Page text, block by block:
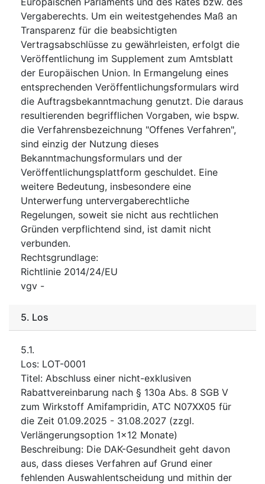
Vergaberechts. Um ein weitestgehendes Maß an
Transparenz für die beabsichtigten
Vertragsabschlüsse zu gewährleisten, erfolgt die
Veröffentlichung im Supplement zum Amtsblatt
der Europäischen Union. In Ermangelung eines
entsprechenden Veröffentlichungsformulars wird
die Auftragsbekanntmachung genutzt. Die daraus
resultierenden begrifflichen Vorgaben, wie bspw.
die Verfahrensbezeichnung "Offenes Verfahren",
sind einzig der Nutzung dieses
Bekanntmachungsformulars und der
Veröffentlichungsplattform geschuldet. Eine
weitere Bedeutung, insbesondere eine
Unterwerfung untervergaberechtliche
Regelungen, soweit sie nicht aus rechtlichen
Gründen verpflichtend sind, ist damit nicht
verbunden.
Rechtsgrundlage:
Richtlinie 2014/24/EU
vgv -
5. Los
5.1.
Los: LOT-0001
Titel: Abschluss einer nicht-exklusiven
Rabattvereinbarung nach § 130a Abs. 8 SGB V
zum Wirkstoff Amifampridin, ATC N07XX05 für
die Zeit 01.09.2025 - 31.08.2027 (zzgl.
Verlängerungsoption 1x12 Monate)
Beschreibung: Die DAK-Gesundheit geht davon
aus, dass dieses Verfahren auf Grund einer
fehlenden Auswahlentscheidung und mithin der